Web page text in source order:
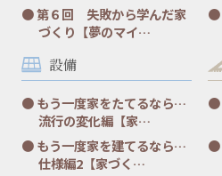
第６回 失敗から学んだ家
づくり【夢のマイ…
設備
もう一度家をたてるなら…
流行の変化編【家…
もう一度家を建てるなら…
仕様編2【家づく…